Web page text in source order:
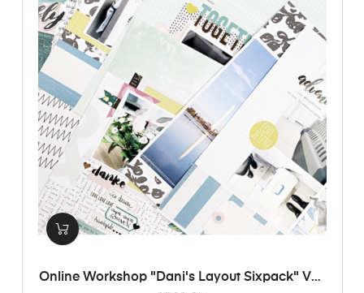
Online Workshop "Dani's Layout Sixpack" Vol.